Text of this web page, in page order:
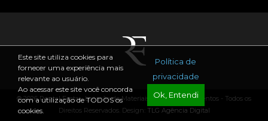
® 2026 Rental Festa - Locação de Materiais para Festas e Eventos - Todos os
Direitos Reservados. Design: TLG Agência Digital
Este site utiliza cookies para
fornecer uma experiência mais
relevante ao usuário.
Ao acessar este site você concorda
com a utilização de TODOS os
cookies.
Política de
privacidade
Ok, Entendi